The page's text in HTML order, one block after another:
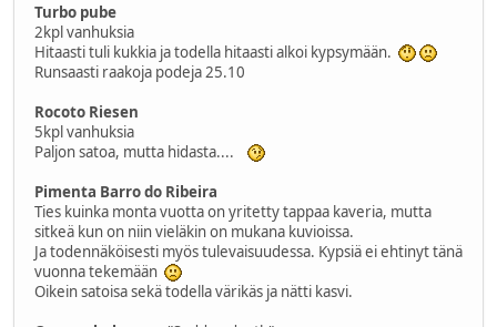
Turbo pube
2kpl vanhuksia
Hitaasti tuli kukkia ja todella hitaasti alkoi kypsymään.
Runsaasti raakoja podeja 25.10
Rocoto Riesen
5kpl vanhuksia
Paljon satoa, mutta hidasta....
Pimenta Barro do Ribeira
Ties kuinka monta vuotta on yritetty tappaa kaveria, mutta
sitkeä kun on niin vieläkin on mukana kuvioissa.
Ja todennäköisesti myös tulevaisuudessa. Kypsiä ei ehtinyt tänä
vuonna tekemään
Oikein satoisa sekä todella värikäs ja nätti kasvi.